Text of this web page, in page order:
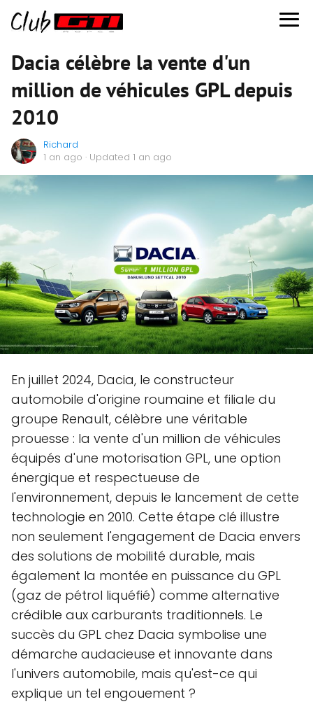
Dacia célèbre la vente d'un
million de véhicules GPL depuis
2010
Richard
1 an ago · Updated 1 an ago
En juillet 2024, Dacia, le constructeur
automobile d'origine roumaine et filiale du
groupe Renault, célèbre une véritable
prouesse : la vente d'un million de véhicules
équipés d'une motorisation GPL, une option
énergique et respectueuse de
l'environnement, depuis le lancement de cette
technologie en 2010. Cette étape clé illustre
non seulement l'engagement de Dacia envers
des solutions de mobilité durable, mais
également la montée en puissance du GPL
(gaz de pétrol liquéfié) comme alternative
crédible aux carburants traditionnels. Le
succès du GPL chez Dacia symbolise une
démarche audacieuse et innovante dans
l'univers automobile, mais qu'est-ce qui
explique un tel engouement ?